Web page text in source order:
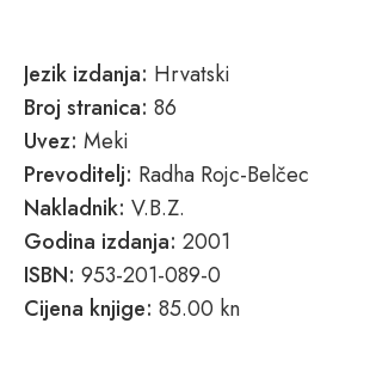
Jezik izdanja: Hrvatski
Broj stranica: 86
Uvez: Meki
Prevoditelj: Radha Rojc-Belčec
Nakladnik: V.B.Z.
Godina izdanja: 2001
ISBN: 953-201-089-0
Cijena knjige: 85.00 kn